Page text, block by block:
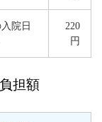
院日
220
円
担額